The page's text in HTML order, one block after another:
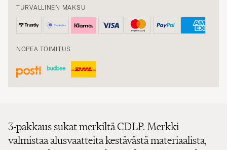
TURVALLINEN MAKSU
NOPEA TOIMITUS
3-pakkaus sukat merkiltä CDLP. Merkki
valmistaa alusvaatteita kestävästä materiaalista,